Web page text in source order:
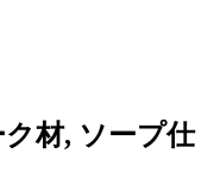
材, ソープ仕